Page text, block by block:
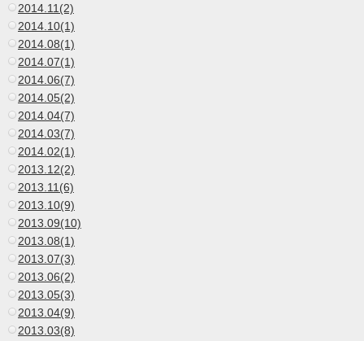
2014.11(2)
2014.10(1)
2014.08(1)
2014.07(1)
2014.06(7)
2014.05(2)
2014.04(7)
2014.03(7)
2014.02(1)
2013.12(2)
2013.11(6)
2013.10(9)
2013.09(10)
2013.08(1)
2013.07(3)
2013.06(2)
2013.05(3)
2013.04(9)
2013.03(8)